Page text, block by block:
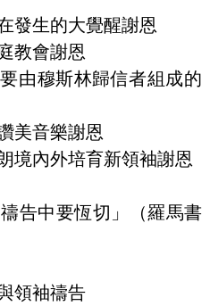
發生的大覺醒謝恩
教會謝恩
由穆斯林歸信者組成的
美音樂謝恩
境內外培育新領袖謝恩
告中要恆切」（羅馬書
領袖禱告